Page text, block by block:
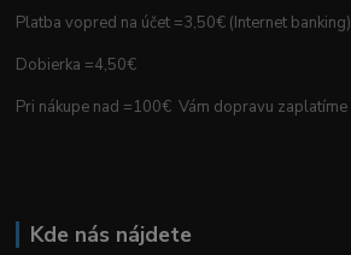
Platba vopred na účet =3,50€ (Internet banking)
Dobierka =4,50€
Pri nákupe nad =100€ Vám dopravu zaplatíme
Kde nás nájdete